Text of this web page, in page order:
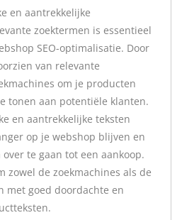
en aantrekkelijke
zoektermen is essentieel
SEO-optimalisatie. Door
van relevante
om je producten
tonen aan potentiële klanten.
en aantrekkelijke teksten
op je webshop blijven en
te gaan tot een aankoop.
zowel de zoekmachines als de
met goed doordachte en